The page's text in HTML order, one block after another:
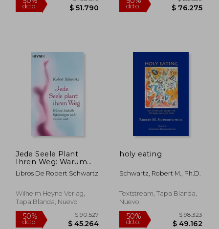
50%
dcto.
Jede Seele Plant
Ihren Weg: Warum
Leidvolle
Erfahrungen Nicht
Alemán)
Libros De Robert Schwartz
Wilhelm Heyne Verlag,
Tapa Blanda, Nuevo
holy eating
Schwartz, Robert M., Ph.d.
Textstream, Tapa Blanda,
Nuevo